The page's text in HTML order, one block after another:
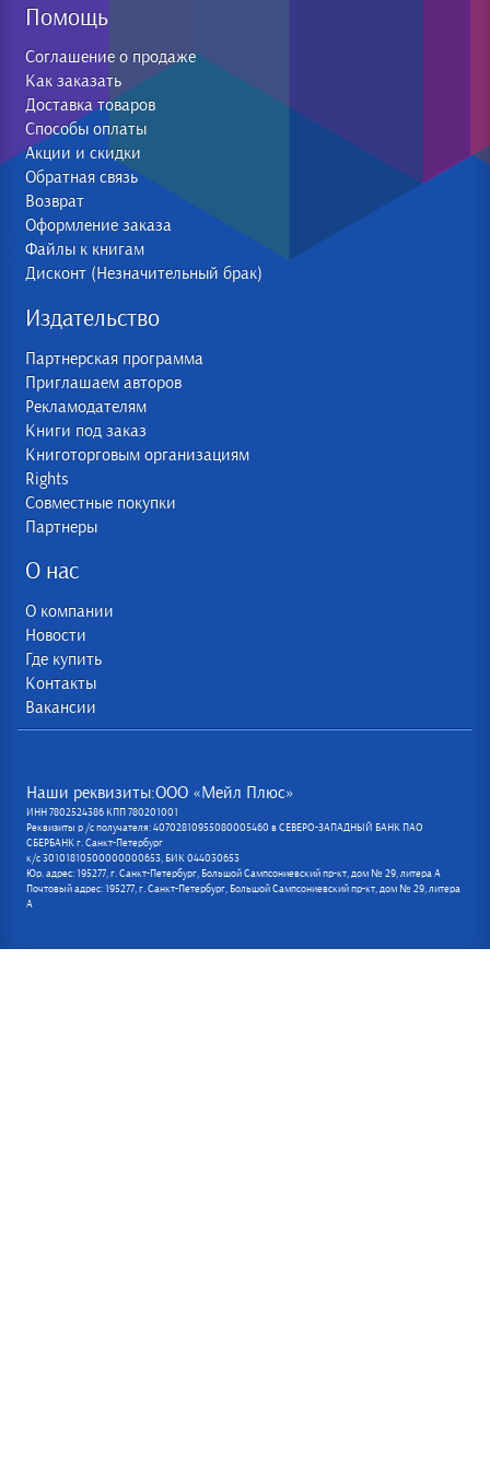
Помощь
Соглашение о продаже
Как заказать
Доставка товаров
Способы оплаты
Акции и скидки
Обратная связь
Возврат
Оформление заказа
Файлы к книгам
Дисконт (Незначительный брак)
Издательство
Партнерская программа
Приглашаем авторов
Рекламодателям
Книги под заказ
Книготорговым организациям
Rights
Совместные покупки
Партнеры
О нас
О компании
Новости
Где купить
Контакты
Вакансии
Наши реквизиты:ООО «Мейл Плюс»
ИНН 7802524386 КПП 780201001
Реквизиты р /с получателя: 40702810955080005460 в СЕВЕРО-ЗАПАДНЫЙ БАНК ПАО
СБЕРБАНК г. Санкт-Петербург
к/с 30101810500000000653, БИК 044030653
Юр. адрес: 195277, г. Санкт-Петербург, Большой Сампсониевский пр-кт, дом № 29, литера А
Почтовый адрес: 195277, г. Санкт-Петербург, Большой Сампсониевский пр-кт, дом № 29, литера
А